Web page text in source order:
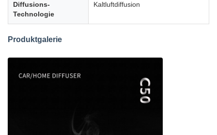
Diffusions-
Technologie
Kaltluftdiffusion
Produktgalerie